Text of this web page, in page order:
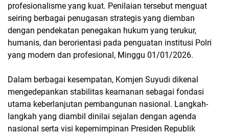
profesionalisme yang kuat. Penilaian tersebut menguat
seiring berbagai penugasan strategis yang diemban
dengan pendekatan penegakan hukum yang terukur,
humanis, dan berorientasi pada penguatan institusi Polri
yang modern dan profesional, Minggu 01/01/2026.
Dalam berbagai kesempatan, Komjen Suyudi dikenal
mengedepankan stabilitas keamanan sebagai fondasi
utama keberlanjutan pembangunan nasional. Langkah-
langkah yang diambil dinilai sejalan dengan agenda
nasional serta visi kepemimpinan Presiden Republik